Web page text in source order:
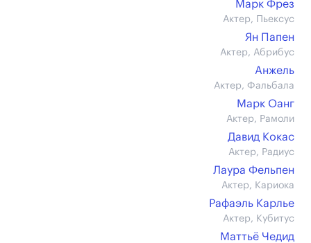
Марк Фрез
Актер, Пьексус
Ян Папен
Актер, Абрибус
Анжель
Актер, Фальбала
Марк Оанг
Актер, Рамоли
Давид Кокас
Актер, Радиус
Лаура Фельпен
Актер, Кариока
Рафаэль Карлье
Актер, Кубитус
Маттьё Чедид